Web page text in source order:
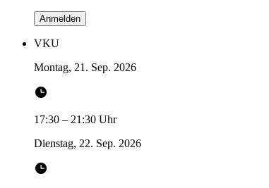
Anmelden
VKU
Montag, 21. Sep. 2026
17:30 – 21:30 Uhr
Dienstag, 22. Sep. 2026